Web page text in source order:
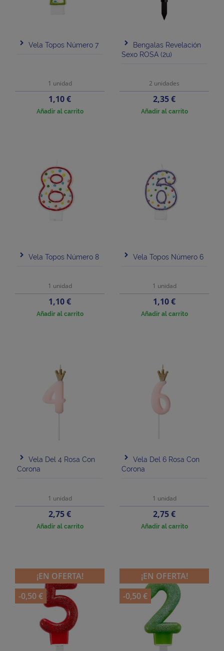
Vela Topos Número 7
1 unidad
Precio
1,10 €
Añadir al carrito
Bengalas Revelación
Sexo ROSA (2u)
2 unidades
Precio
2,35 €
Añadir al carrito
Vela Topos Número 8
1 unidad
Precio
1,10 €
Añadir al carrito
Vela Topos Número 6
1 unidad
Precio
1,10 €
Añadir al carrito
Vela Del 4 Rosa Con
Corona
1 unidad
Precio
2,75 €
Añadir al carrito
Vela Del 6 Rosa Con
Corona
1 unidad
Precio
2,75 €
Añadir al carrito
¡EN OFERTA!
-0,50 €
¡EN OFERTA!
-0,50 €